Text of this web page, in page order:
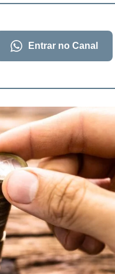
Entrar no Canal